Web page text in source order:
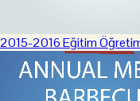
2015-2016 Eğitim Öğretim